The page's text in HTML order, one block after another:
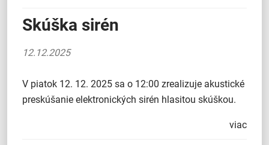
Skúška sirén
12.12.2025
V piatok 12. 12. 2025 sa o 12:00 zrealizuje akustické
preskúšanie elektronických sirén hlasitou skúškou.
viac